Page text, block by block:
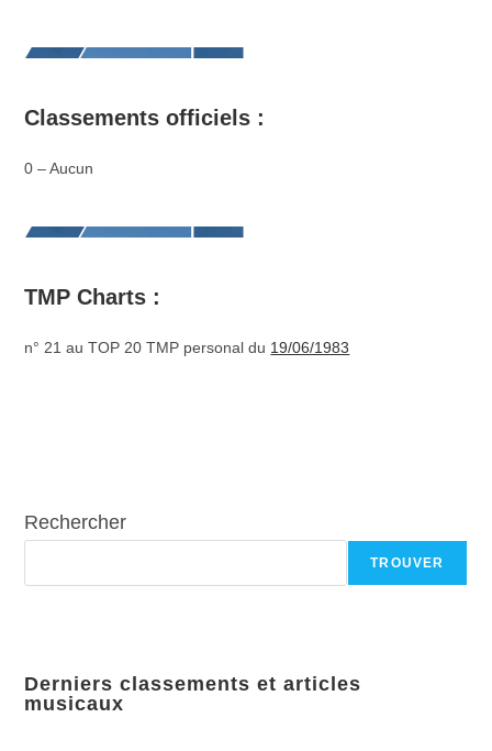
Classements officiels :
0 – Aucun
TMP Charts :
n° 21 au TOP 20 TMP personal du 19/06/1983
Rechercher
TROUVER
Derniers classements et articles
musicaux